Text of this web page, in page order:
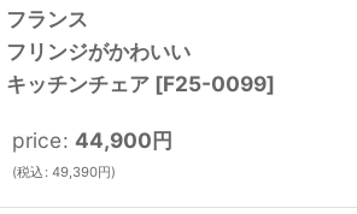
フランス
フリンジがかわいい
キッチンチェア [F25-0099]
price: 44,900円
(税込 : 49,390円)